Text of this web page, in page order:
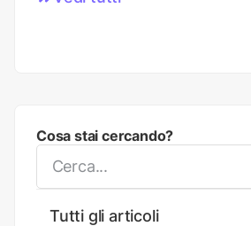
Cosa stai cercando?
Tutti gli articoli